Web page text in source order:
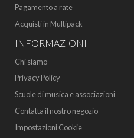
Pagamento a rate
Acquisti in Multipack
INFORMAZIONI
Chi siamo
Privacy Policy
Scuole di musica e associazioni
Contatta il nostro negozio
Impostazioni Cookie